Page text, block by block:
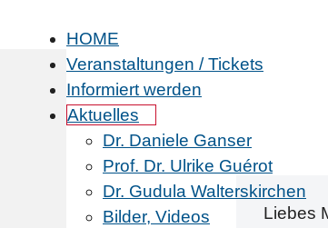
HOME
Veranstaltungen / Tickets
Informiert werden
Aktuelles
Dr. Daniele Ganser
Prof. Dr. Ulrike Guérot
Dr. Gudula Walterskirchen
Bilder, Videos
Liebes